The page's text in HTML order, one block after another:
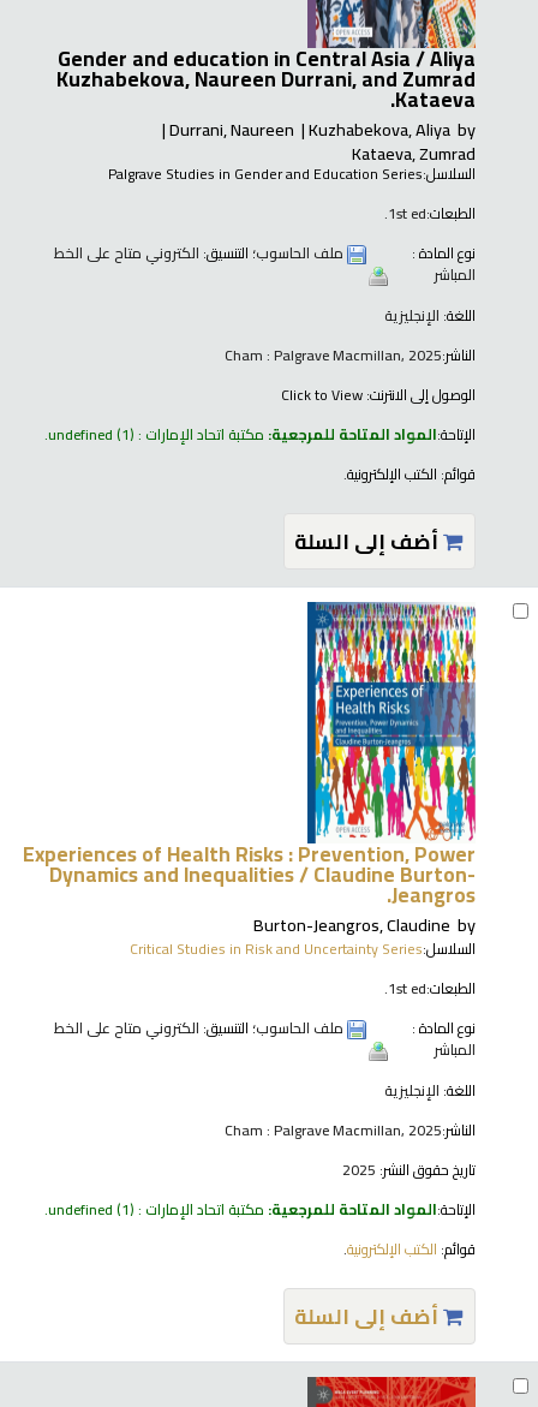
Gender and education in Central Asia /Aliya
Kuzhabekova, Naureen Durrani, and Zumrad
Kataeva.
by
Kuzhabekova, Aliya
Durrani, Naureen
Kataeva, Zumrad
السلاسل:Palgrave Studies in Gender and Education Series
الطبعات:1st ed.
نوع المادة :
ملف الحاسوب؛ التنسيق: الكتروني متاح على الخط
المباشر
اللغة: الإنجليزية
الناشر:Cham : Palgrave Macmillan, 2025
الوصول إلى الانترنت:Click to View
الإتاحة:المواد المتاحة للمرجعية: مكتبة اتحاد الإمارات : undefined(1).
قوائم: الكتب الإلكترونية.
أضف إلى السلة
Experiences of Health Risks : Prevention, Power
Dynamics and Inequalities /Claudine Burton-
Jeangros.
by
Burton-Jeangros, Claudine
السلاسل:Critical Studies in Risk and Uncertainty Series
الطبعات:1st ed.
نوع المادة :
ملف الحاسوب؛ التنسيق: الكتروني متاح على الخط
المباشر
اللغة: الإنجليزية
الناشر:Cham : Palgrave Macmillan, 2025
تاريخ حقوق النشر:
الإتاحة:المواد المتاحة للمرجعية: مكتبة اتحاد الإمارات : undefined(1).
قوائم: الكتب الإلكترونية.
أضف إلى السلة